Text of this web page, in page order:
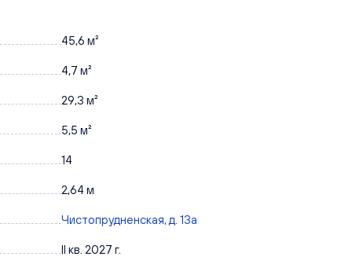
45,6 м²
4,7 м²
29,3 м²
5,5 м²
14
2,64 м
Чистопрудненская, д. 13а
II кв. 2027 г.